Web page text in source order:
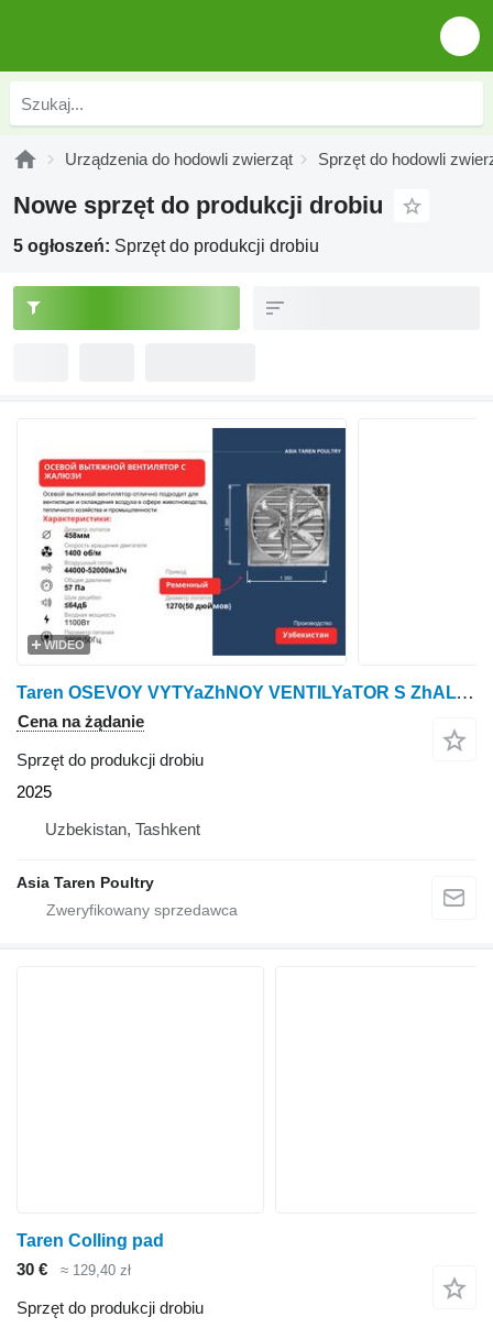
Urządzenia do hodowli zwierząt Sprzęt do hodowli
Nowe sprzęt do produkcji drobiu
5 ogłoszeń: Sprzęt do produkcji drobiu
WIDEO
Taren OSEVOY VYTYaZhNOY VENTILYaTOR S ZhALYuZI
Cena na żądanie
Sprzęt do produkcji drobiu
2025
Uzbekistan, Tashkent
Asia Taren Poultry
Taren Colling pad
30 €
≈ 129,40 zł
Sprzęt do produkcji drobiu